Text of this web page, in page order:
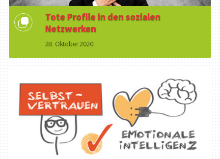
Tote Profile in den sozialen
Netzwerken
28. Oktober 2020